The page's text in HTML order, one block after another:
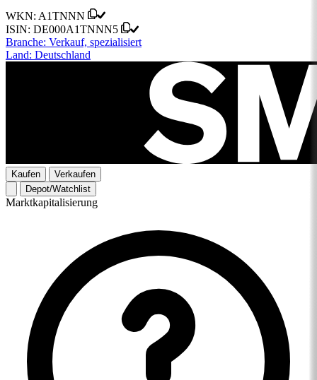
WKN: A1TNNN
ISIN: DE000A1TNNN5
Branche: Verkauf, spezialisiert
Land: Deutschland
Kaufen
Verkaufen
Depot/Watchlist
Marktkapitalisierung